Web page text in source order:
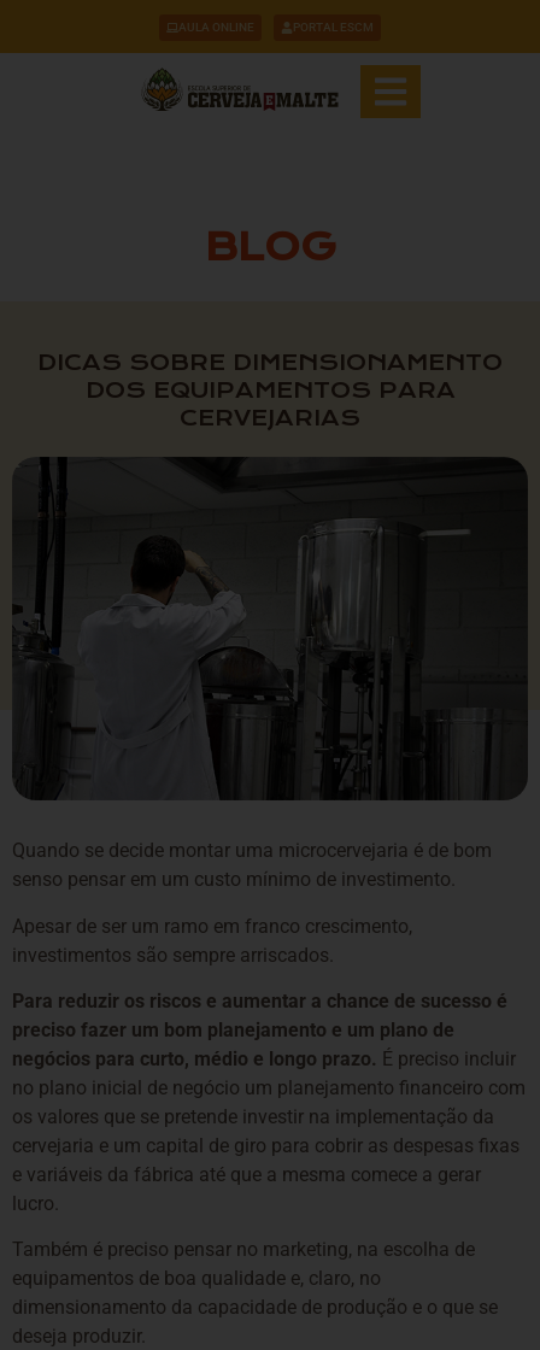
AULA ONLINE PORTAL ESCM
BLOG
DICAS SOBRE DIMENSIONAMENTO
DOS EQUIPAMENTOS PARA
CERVEJARIAS
Quando se decide montar uma microcervejaria é de bom
senso pensar em um custo mínimo de investimento.
Apesar de ser um ramo em franco crescimento,
investimentos são sempre arriscados.
Para reduzir os riscos e aumentar a chance de sucesso é
preciso fazer um bom planejamento e um plano de
negócios para curto, médio e longo prazo. É preciso incluir
no plano inicial de negócio um planejamento financeiro com
os valores que se pretende investir na implementação da
cervejaria e um capital de giro para cobrir as despesas fixas
e variáveis da fábrica até que a mesma comece a gerar
lucro.
Também é preciso pensar no marketing, na escolha de
equipamentos de boa qualidade e, claro, no
dimensionamento da capacidade de produção e o que se
deseja produzir.